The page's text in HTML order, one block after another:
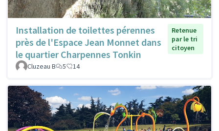
Installation de toilettes pérennes
près de l'Espace Jean Monnet dans
le quartier Charpennes Tonkin
Retenue
par le tri
citoyen
Cluzeau B 5 14